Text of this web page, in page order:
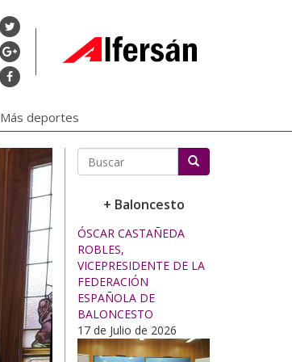
Más deportes
+ Baloncesto
ÓSCAR CASTAÑEDA
ROBLES,
VICEPRESIDENTE DE LA
FEDERACIÓN
ESPAÑOLA DE
BALONCESTO
17 de Julio de 2026